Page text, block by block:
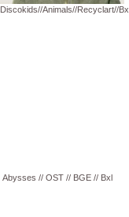
Discokids//Animals//Recyclart//
Abysses // OST // BGE // Bxl